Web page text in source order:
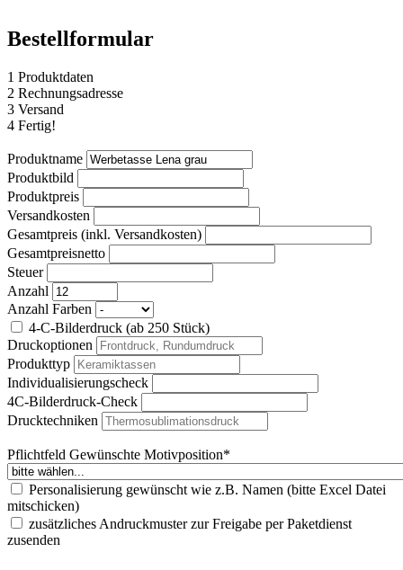
Bestellformular
1 Produktdaten
2 Rechnungsadresse
3 Versand
4 Fertig!
Produktname
Produktbild
Produktpreis
Versandkosten
Gesamtpreis (inkl. Versandkosten)
Gesamtpreisnetto
Steuer
Anzahl
Anzahl Farben
4-C-Bilderdruck (ab 250 Stück)
Druckoptionen
Produkttyp
Individualisierungscheck
4C-Bilderdruck-Check
Drucktechniken
Pflichtfeld Gewünschte Motivposition*
Personalisierung gewünscht wie z.B. Namen (bitte Excel Datei
mitschicken)
zusätzliches Andruckmuster zur Freigabe per Paketdienst
zusenden